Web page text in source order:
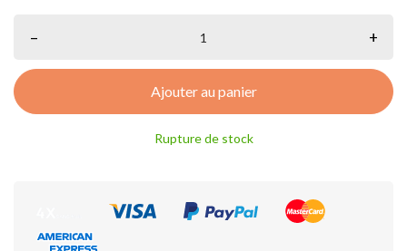
– +
Ajouter au panier
Rupture de stock